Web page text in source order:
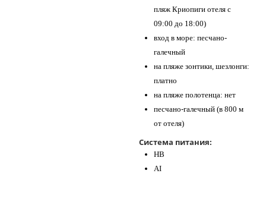
пляж Криопиги отеля с
09:00 до 18:00)
вход в море: песчано-
галечный
на пляже зонтики, шезлонги:
платно
на пляже полотенца: нет
песчано-галечный (в 800 м
от отеля)
Система питания:
HB
AI